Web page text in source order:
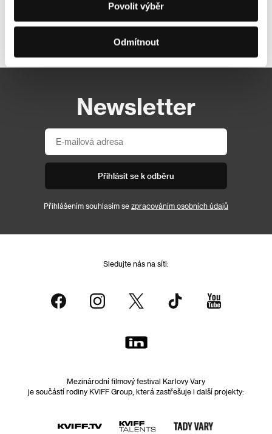
Povolit výběr
Odmítnout
Newsletter
Přihlásit se k odběru
Přihlášením souhlasím se zpracováním osobních údajů
Sledujte nás na síti:
Mezinárodní filmový festival Karlovy Vary
je součástí rodiny KVIFF Group, která zastřešuje i další projekty: